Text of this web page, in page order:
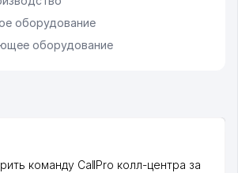
оборудование
оборудование
команду CallPro колл-центра за